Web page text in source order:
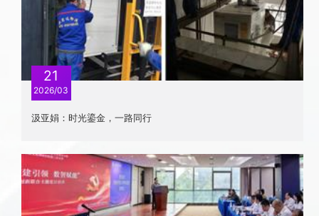
21
2026/03
汲亚娟：时光鎏金，一路同行